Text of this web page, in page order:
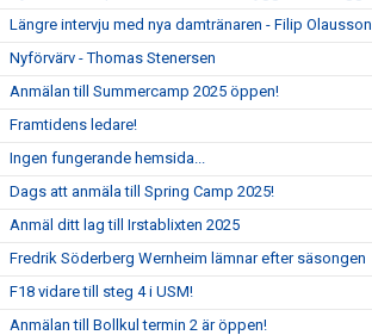
Längre intervju med nya damtränaren - Filip Olausson
Nyförvärv - Thomas Stenersen
Anmälan till Summercamp 2025 öppen!
Framtidens ledare!
Ingen fungerande hemsida...
Dags att anmäla till Spring Camp 2025!
Anmäl ditt lag till Irstablixten 2025
Fredrik Söderberg Wernheim lämnar efter säsongen
F18 vidare till steg 4 i USM!
Anmälan till Bollkul termin 2 är öppen!